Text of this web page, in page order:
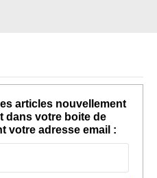
articles nouvellement
dans votre boite de
votre adresse email :